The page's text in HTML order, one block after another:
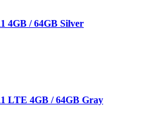
4GB / 64GB Silver
LTE 4GB / 64GB Gray